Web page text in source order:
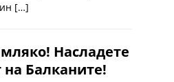
[…]
Насладете
Балканите!